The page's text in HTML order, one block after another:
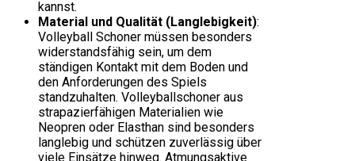
kannst.
Material und Qualität (Langlebigkeit):
Volleyball Schoner müssen besonders
widerstandsfähig sein, um dem
ständigen Kontakt mit dem Boden und
den Anforderungen des Spiels
standzuhalten. Volleyballschoner aus
strapazierfähigen Materialien wie
Neopren oder Elasthan sind besonders
langlebig und schützen zuverlässig über
viele Einsätze hinweg. Atmungsaktive